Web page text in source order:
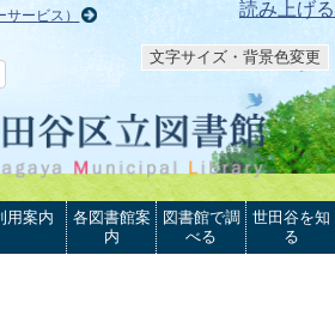
読み上げる
ービス）
文字サイズ・背景色変更
用案内
各図書館案
内
図書館で調
べる
世田谷を知
る